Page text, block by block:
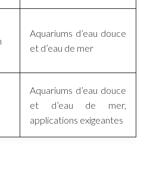
Aquariums d’eau douce
et d’eau de mer
Aquariums d’eau douce
et d’eau de mer,
applications exigeantes